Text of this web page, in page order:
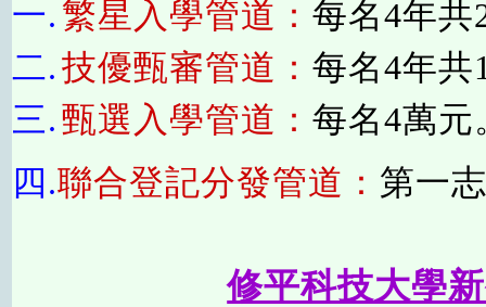
一. 繁星入學管道：每名4年共
二. 技優甄審管道：每名4年共
三. 甄選入學管道：每名4萬元
四 .聯合登記分發管道： 第一
修平科技大學